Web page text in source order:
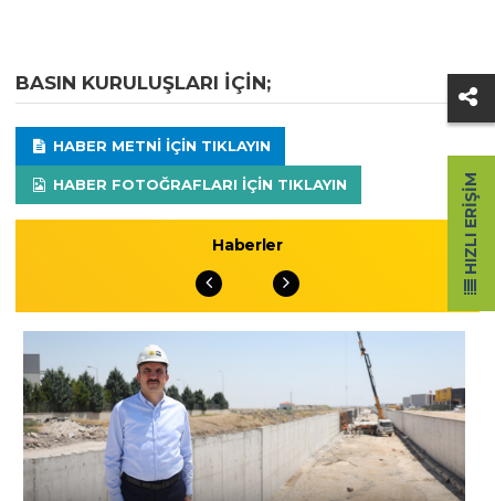
BASIN KURULUŞLARI IÇIN;
HABER METNI IÇIN TIKLAYIN
HABER FOTOĞRAFLARI IÇIN TIKLAYIN
Haberler HIZLI ERIŞIM